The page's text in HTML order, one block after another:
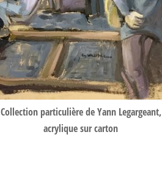
Collection particulière de Yann Legargeant,
acrylique sur carton